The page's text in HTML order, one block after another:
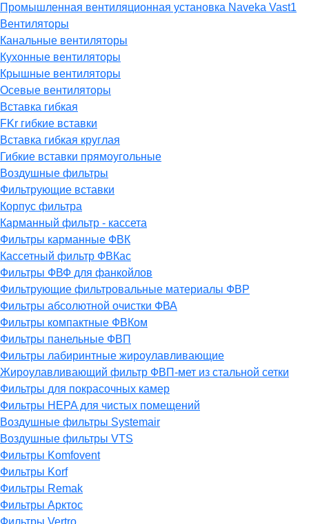
Промышленная вентиляционная установка Naveka Vast1
Вентиляторы
Канальные вентиляторы
Кухонные вентиляторы
Крышные вентиляторы
Осевые вентиляторы
Вставка гибкая
FKr гибкие вставки
Вставка гибкая круглая
Гибкие вставки прямоугольные
Воздушные фильтры
Фильтрующие вставки
Корпус фильтра
Карманный фильтр - кассета
Фильтры карманные ФВК
Кассетный фильтр ФВКас
Фильтры ФВФ для фанкойлов
Фильтрующие фильтровальные материалы ФВР
Фильтры абсолютной очистки ФВА
Фильтры компактные ФВКом
Фильтры панельные ФВП
Фильтры лабиринтные жироулавливающие
Жироулавливающий фильтр ФВП-мет из стальной сетки
Фильтры для покрасочных камер
Фильтры HEPA для чистых помещений
Воздушные фильтры Systemair
Воздушные фильтры VTS
Фильтры Komfovent
Фильтры Korf
Фильтры Remak
Фильтры Арктос
Фильтры Vertro